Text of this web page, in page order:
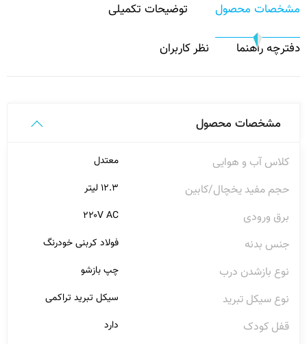
مشخصات محصول توضیحات تکمیلی
دفترچه راهنما نظر کاربران
مشخصات محصول
کلاس آب و هوایی معتدل
حجم مفید یخچال/کابین ۱۲.۳ لیتر
برق ورودی ۲۲۰V AC
جنس بدنه فولاد کربنی خودرنگ
نوع بازشدن درب چپ بازشو
نوع سیکل تبرید سیکل تبرید تراکمی
قفل کودک دارد